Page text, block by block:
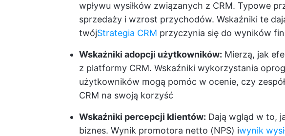
wpływu wysiłków związanych z CRM. Typowe
sprzedaży i wzrost przychodów. Wskaźniki te
twójStrategia CRM przyczynia się do wyników
Wskaźniki adopcji użytkowników: Mierzą, jak
z platformy CRM. Wskaźniki wykorzystania
użytkowników mogą pomóc w ocenie, czy
CRM na swoją korzyść
Wskaźniki percepcji klientów: Dają wgląd w to,
biznes. Wynik promotora netto (NPS) iwynik